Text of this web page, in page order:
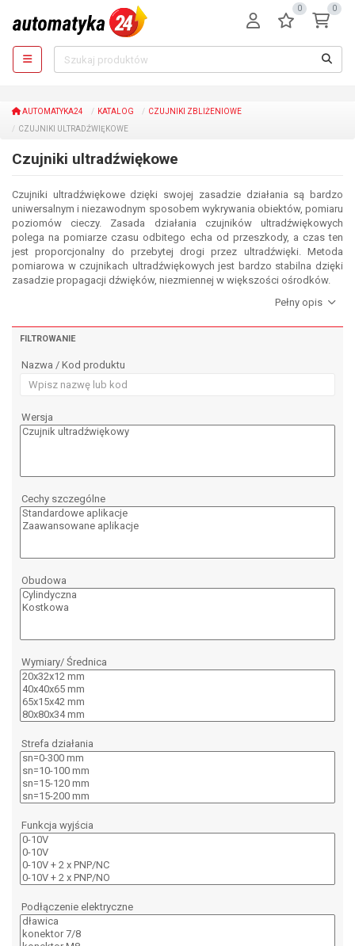
0 0
AUTOMATYKA24 KATALOG
CZUJNIKI ZBLIŻENIOWE
CZUJNIKI ULTRADŹWIĘKOWE
Czujniki ultradźwiękowe
Czujniki ultradźwiękowe dzięki swojej zasadzie działania są bardzo
uniwersalnym i niezawodnym sposobem wykrywania obiektów, pomiaru
poziomów cieczy. Zasada działania czujników ultradźwiękowych
polega na pomiarze czasu odbitego echa od przeszkody, a czas ten
jest proporcjonalny do przebytej drogi przez ultradźwięki. Metoda
pomiarowa w czujnikach ultradźwiękowych jest bardzo stabilna dzięki
zasadzie propagacji dźwięków, niezmiennej w większości ośrodków.
FILTROWANIE
Nazwa / Kod produktu
Wersja
Cechy szczególne
Obudowa
Wymiary/ Średnica
Strefa działania
Funkcja wyjścia
Podłączenie elektryczne